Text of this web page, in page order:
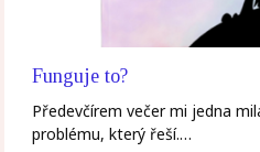
Funguje to?
Předevčírem večer mi jedna
problému, který řeší.…